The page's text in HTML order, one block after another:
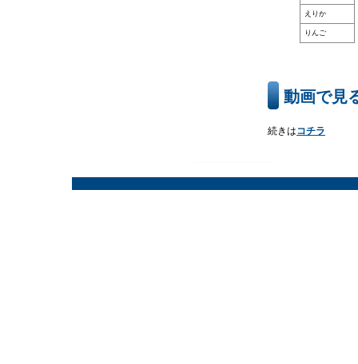
えりか
りんご
動画で見
続きはコチラ